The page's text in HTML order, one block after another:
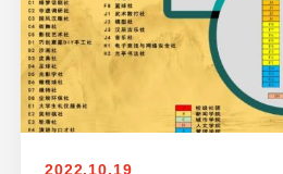
2022.10.19